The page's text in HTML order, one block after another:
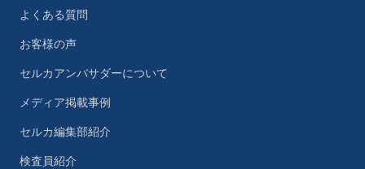
よくある質問
お客様の声
セルカアンバサダーについて
メディア掲載事例
セルカ編集部紹介
検査員紹介